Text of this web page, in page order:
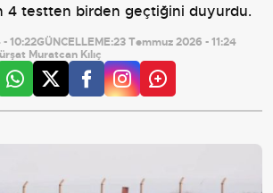
4 testten birden geçtiğini duyurdu.
10:22GÜNCELLEME:23 Temmuz 2026 - 11:24
Muratcan Kılıç